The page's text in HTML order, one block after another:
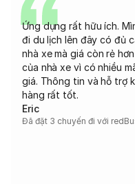
Ứng dụng rất hữu ích.
đi du lịch lên đây có đủ
nhà xe mà giá còn rẻ
của nhà xe vì có nhiều
giá. Thông tin và hỗ trợ
hàng rất tốt.
Eric
Đã đặt 3 chuyến đi với